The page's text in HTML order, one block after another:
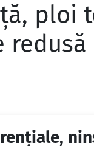
ploi